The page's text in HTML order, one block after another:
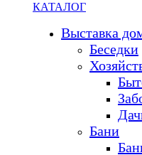
КАТАЛОГ
Выставка
Беседки
Бани